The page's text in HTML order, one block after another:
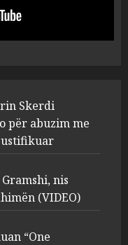
Nano për
fondet publike dhe
nis
për Koço
(VIDEO)
të maskuar
Albania”,
A u vodhën
Skerdi
për abuzim me
nis
(VIDEO)
“One